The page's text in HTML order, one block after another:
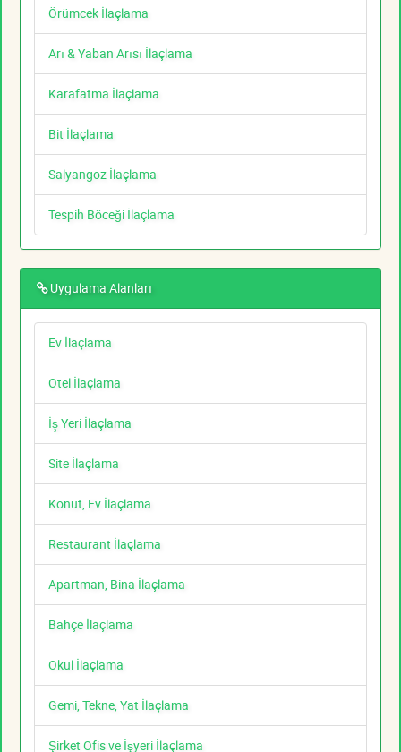
Örümcek İlaçlama
Arı & Yaban Arısı İlaçlama
Karafatma İlaçlama
Bit İlaçlama
Salyangoz İlaçlama
Tespih Böceği İlaçlama
Uygulama Alanları
Ev İlaçlama
Otel İlaçlama
İş Yeri İlaçlama
Site İlaçlama
Konut, Ev İlaçlama
Restaurant İlaçlama
Apartman, Bina İlaçlama
Bahçe İlaçlama
Okul İlaçlama
Gemi, Tekne, Yat İlaçlama
Şirket Ofis ve İşyeri İlaçlama